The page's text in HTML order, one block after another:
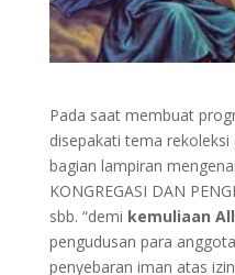
Pada saat membuat
disepakati tema
bagian lampiran
KONGREGASI DAN
sbb. “demi kemuliaan
pengudusan para
penyebaran iman atas